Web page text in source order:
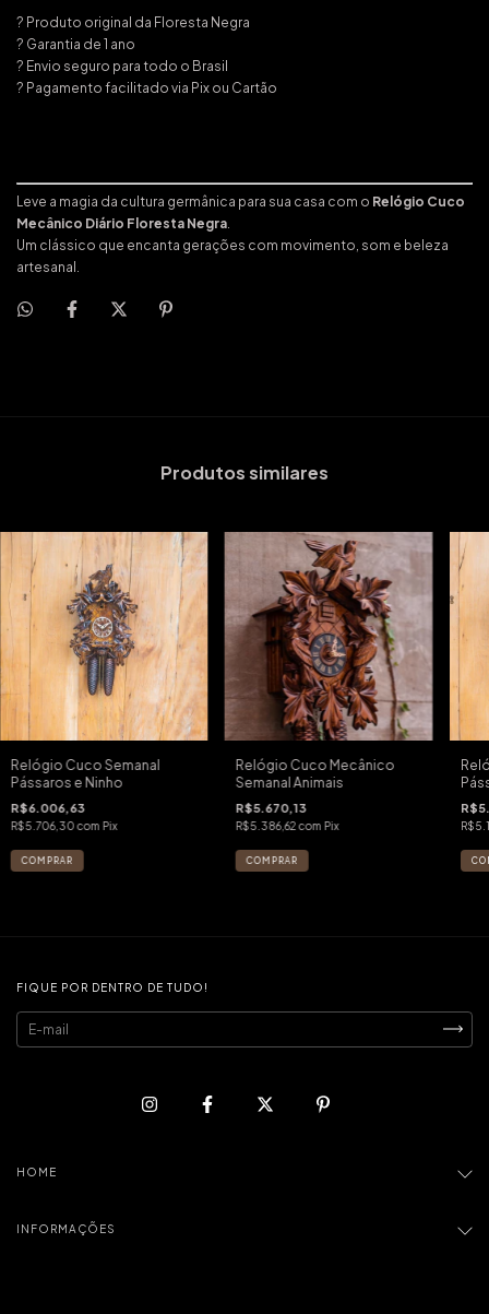
? Produto original da Floresta Negra
? Garantia de 1 ano
? Envio seguro para todo o Brasil
? Pagamento facilitado via Pix ou Cartão
Leve a magia da cultura germânica para sua casa com o Relógio Cuco
Mecânico Diário Floresta Negra.
Um clássico que encanta gerações com movimento, som e beleza
artesanal.
Produtos similares
Relógio Cuco Semanal
Pássaros e Ninho
R$6.006,63
R$5.706,30com Pix
Relógio Cuco Mecânico
Semanal Animais
R$5.670,13
R$5.386,62com Pix
FIQUE POR DENTRO DE TUDO!
HOME
INFORMAÇÕES